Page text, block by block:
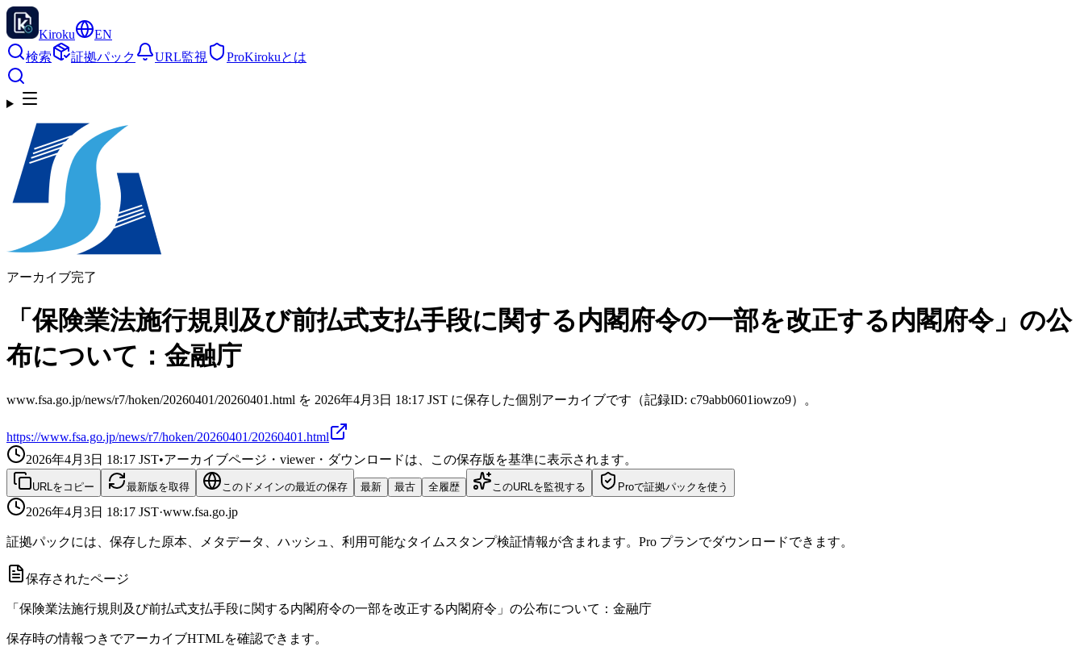
Kiroku
EN
検索
証拠パック URL監視 ProKirokuとは
アーカイブ完了
「保険業法施行規則及び前払式支払手段に関する内閣府令の一部を改正する内閣府令」の公
布について：金融庁
www.fsa.go.jp/news/r7/hoken/20260401/20260401.html を 2026年4月3日 18:17 JST に保存した個別アーカイブです（記録ID: c79abb0601iowzo9）。
https://www.fsa.go.jp/news/r7/hoken/20260401/20260401.html
2026年4月3日 18:17 JST•アーカイブページ・viewer・ダウンロードは、この保存版を基準に表示されます。
URLをコピー 最新版を取得 このドメインの最近の保存 最新 最古 全履歴 このURLを監視する Proで証拠パックを使う
2026年4月3日 18:17 JST·www.fsa.go.jp
証拠パックには、保存した原本、メタデータ、ハッシュ、利用可能なタイムスタンプ検証情報が含まれます。Pro プランでダウンロードできます。
保存されたページ
「保険業法施行規則及び前払式支払手段に関する内閣府令の一部を改正する内閣府令」の公布について：金融庁
保存時の情報つきでアーカイブHTMLを確認できます。